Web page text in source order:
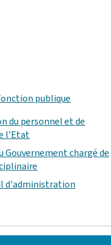
publique
du personnel et de
l’Etat
Gouvernement chargé de
d'administration